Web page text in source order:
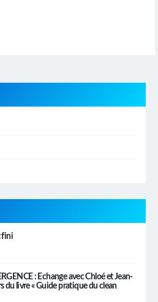
fini
: Echange avec Chloé et Jean-
du livre « Guide pratique du clean